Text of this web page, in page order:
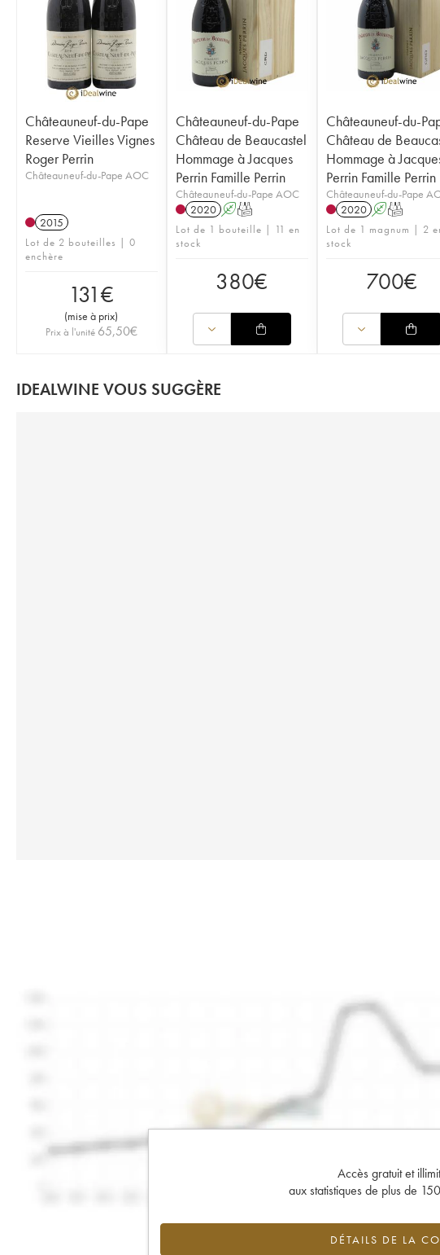
Châteauneuf-du-Pape
Reserve Vieilles Vignes
Roger Perrin
Châteauneuf-du-Pape AOC
2015
Lot de 2 bouteilles | 0
enchère
131€
(mise à prix)
Prix à l'unité 65,50€
Châteauneuf-du-Pape
Château de Beaucastel
Hommage à Jacques
Perrin Famille Perrin
Châteauneuf-du-Pape AOC
2020 AT
Lot de 1 bouteille | 11 en
stock
380€
Châteauneuf-du-
Château de
Hommage à
Perrin Famille Perrin
Châteauneuf-du-Pape
2020 AT
Lot de 1 magnum | 2
stock
700€
IDEALWINE VOUS SUGGÈRE
Accès gratuit et
aux statistiques de plus de
DÉTAILS DE LA